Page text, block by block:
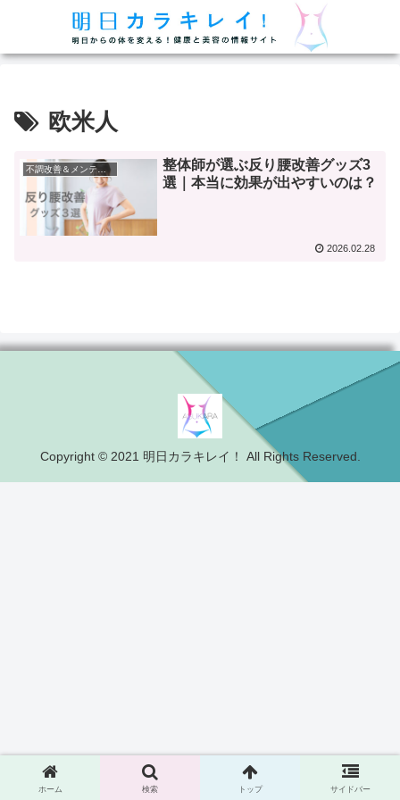
欧米人
不調改善＆メンテナンス
整体師が選ぶ反り腰改善グッズ3
選｜本当に効果が出やすいのは？
2026.02.28
Copyright © 2021 明日カラキレイ！ All Rights Reserved.
ホーム 検索 トップ サイドバー